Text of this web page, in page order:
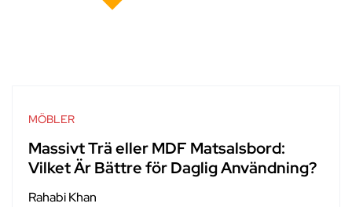
MÖBLER
Massivt Trä eller MDF Matsalsbord:
Vilket Är Bättre för Daglig Användning?
Rahabi Khan